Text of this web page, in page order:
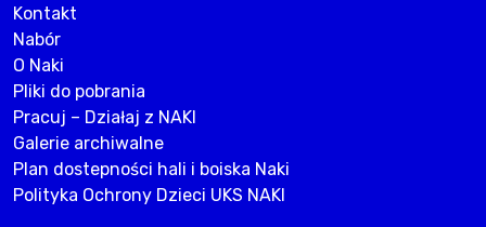
Kontakt
Nabór
O Naki
Pliki do pobrania
Pracuj – Działaj z NAKI
Galerie archiwalne
Plan dostepności hali i boiska Naki
Polityka Ochrony Dzieci UKS NAKI